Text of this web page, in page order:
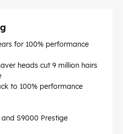
for 100% performance
heads cut 9 million hairs
to 100% performance
S9000 Prestige